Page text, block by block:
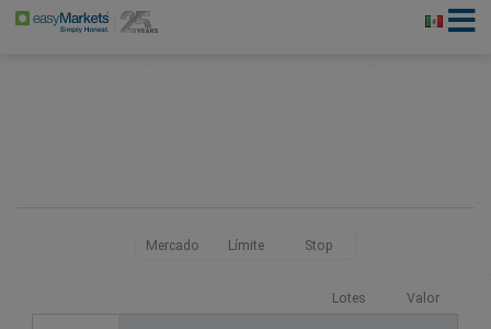
Mercado Límite Stop
Lotes Valor